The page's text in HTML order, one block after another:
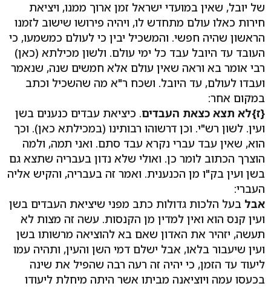
של יובל, שאין במועדי ישראל זמן ארוך ממנו, ויציאת
חירות כאלו עולם מתחדש לו, ויהיה פירושו שישוב לזמנו
הראשון שהיה חפשי. והמשכיל יבין כי לעולם כמשמעו, כי
העובד עד היובל עבד כל ימי עולם. ולשון מכילתא (כאן)
רבי אומר בא וראה שאין עולם אלא חמשים שנה, שנאמר
ועבדו לעולם, עד היובל. ושכח ר"א מה שהשכיל וכתב
במקום אחר:
{ז}לא תצא כצאת העבדים. כיציאת עבדים כנענים בשן
ועין. לשון רש"י. וכן דרשוהו רבותינו (במכילתא כאן). וכך
הוא, שאין עבד עברי נקרא עבד סתם. ואני תמה, ולמה
הוצרך הכתוב לומר כן. ואולי שלא נדון בעבריה שתצא גם
בשן ועין בק"ו מן הכנענית. ואמר זה בעבריה, והקיש אליה
העברי:
אבל בעל הלכות גדולות כתב מפני שיציאת העבדים בשן
ועין קנס הוא ואין למדין מן הקנסות. עשה זה מצות לא
תעשה, יזהיר את האדון שאם בא להוציאה מרשותו בשן
ועין שיעבור בלאו, אבל ישלם דמי השן והעין, ותהיה עמו
ליעוד עד הזמן, כי יהיה זה רעה רבה שהפיל את שינה
בכעסו עמה ויוציאנה מביתו אשר היתה מיחלת ליעודו